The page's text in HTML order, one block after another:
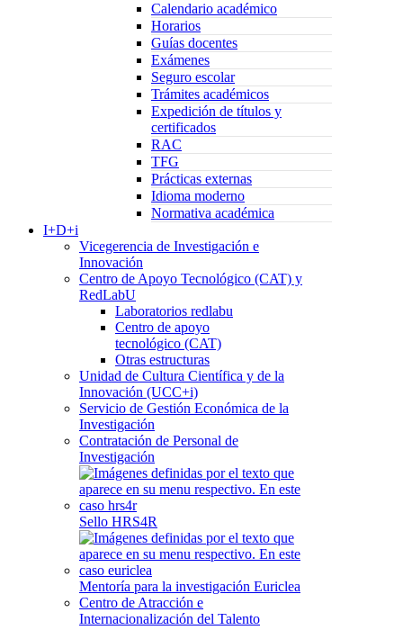
Calendario académico
Horarios
Guías docentes
Exámenes
Seguro escolar
Trámites académicos
Expedición de títulos y
certificados
RAC
TFG
Prácticas externas
Idioma moderno
Normativa académica
I+D+i
Vicegerencia de Investigación e
Innovación
Centro de Apoyo Tecnológico (CAT) y
RedLabU
Laboratorios redlabu
Centro de apoyo
tecnológico (CAT)
Otras estructuras
Unidad de Cultura Científica y de la
Innovación (UCC+i)
Servicio de Gestión Económica de la
Investigación
Contratación de Personal de
Investigación
Sello HRS4R
Mentoría para la investigación Euriclea
Centro de Atracción e
Internacionalización del Talento